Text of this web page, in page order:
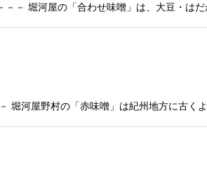
－ 堀河屋の「合わせ味噌」は、大豆・は
堀河屋野村の「赤味噌」は紀州地方に古く